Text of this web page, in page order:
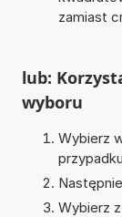
zamiast
lub:
wyboru
Wybierz
Wybierz